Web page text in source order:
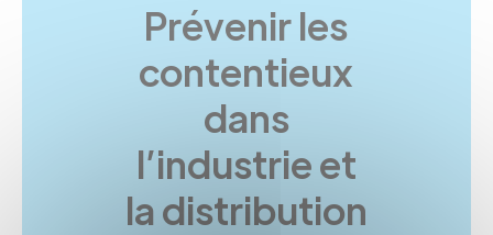
Prévenir les
contentieux
dans
l’industrie et
la distribution